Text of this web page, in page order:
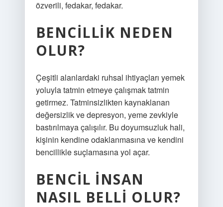
özverili, fedakar, fedakar.
BENCILLIK NEDEN
OLUR?
Çeşitli alanlardaki ruhsal ihtiyaçları yemek
yoluyla tatmin etmeye çalışmak tatmin
getirmez. Tatminsizlikten kaynaklanan
değersizlik ve depresyon, yeme zevkiyle
bastırılmaya çalışılır. Bu doyumsuzluk hali,
kişinin kendine odaklanmasına ve kendini
bencillikle suçlamasına yol açar.
BENCIL INSAN
NASIL BELLI OLUR?